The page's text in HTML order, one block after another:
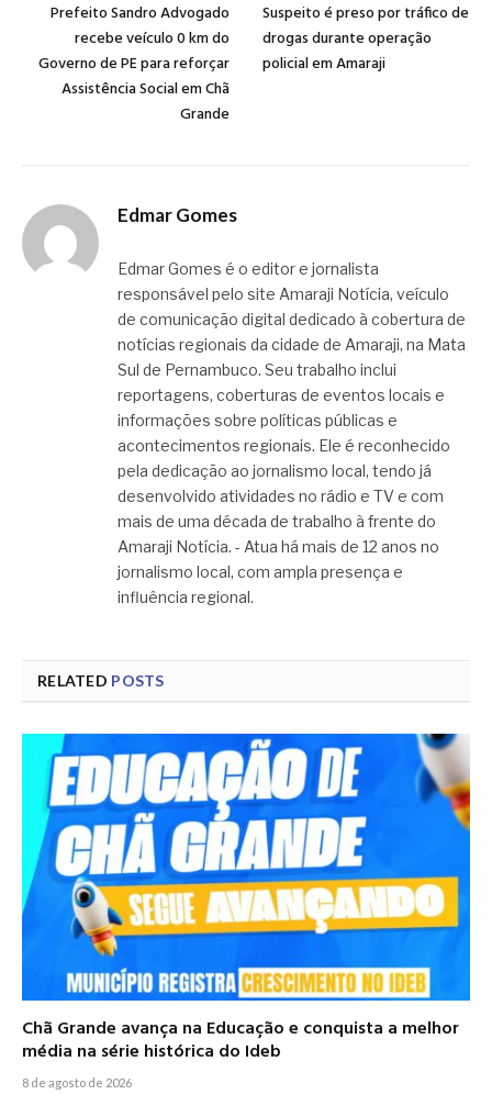
Prefeito Sandro Advogado
recebe veículo 0 km do
Governo de PE para reforçar
Assistência Social em Chã
Grande
Suspeito é preso por tráfico de
drogas durante operação
policial em Amaraji
Edmar Gomes
Edmar Gomes é o editor e jornalista
responsável pelo site Amaraji Notícia, veículo
de comunicação digital dedicado à cobertura de
notícias regionais da cidade de Amaraji, na Mata
Sul de Pernambuco. Seu trabalho inclui
reportagens, coberturas de eventos locais e
informações sobre políticas públicas e
acontecimentos regionais. Ele é reconhecido
pela dedicação ao jornalismo local, tendo já
desenvolvido atividades no rádio e TV e com
mais de uma década de trabalho à frente do
Amaraji Notícia. - Atua há mais de 12 anos no
jornalismo local, com ampla presença e
influência regional.
RELATED POSTS
Chã Grande avança na Educação e conquista a melhor
média na série histórica do Ideb
8 de agosto de 2026